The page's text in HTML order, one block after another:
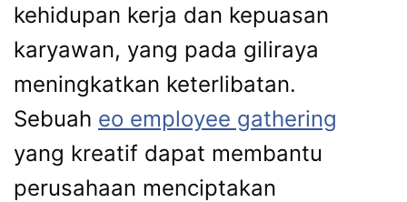
kehidupan kerja dan kepuasan
karyawan, yang pada giliraya
meningkatkan keterlibatan.
Sebuah eo employee gathering
yang kreatif dapat membantu
perusahaan menciptakan